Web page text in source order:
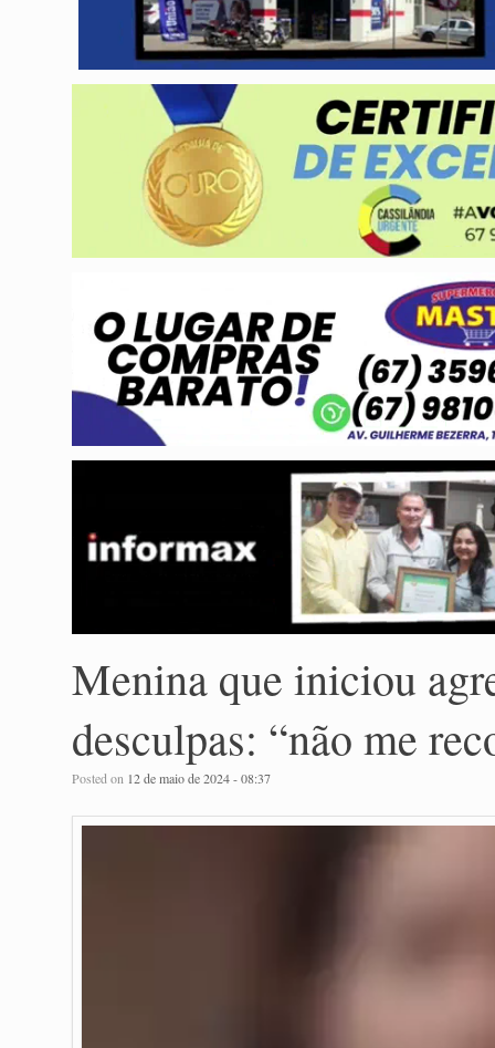
Menina que iniciou
desculpas: “não me
Posted on 12 de maio de 2024 - 08:37